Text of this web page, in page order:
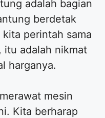
adalah bagian
berdetak
perintah sama
itu adalah nikmat
harganya.
mesin
Kita berharap